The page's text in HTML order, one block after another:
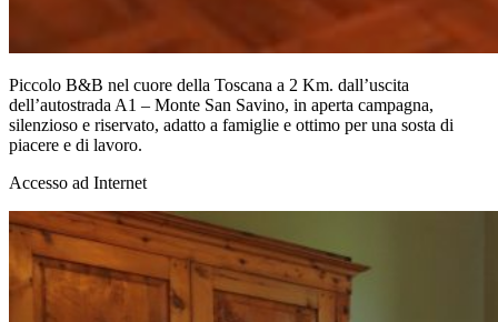
Piccolo B&B nel cuore della Toscana a 2 Km. dall’uscita
dell’autostrada A1 – Monte San Savino, in aperta campagna,
silenzioso e riservato, adatto a famiglie e ottimo per una sosta di
piacere e di lavoro.
Accesso ad Internet